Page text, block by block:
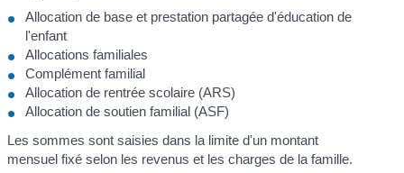
Allocation de base et prestation partagée d'éducation de
l'enfant
Allocations familiales
Complément familial
Allocation de rentrée scolaire (ARS)
Allocation de soutien familial (ASF)
Les sommes sont saisies dans la limite d'un montant
mensuel fixé selon les revenus et les charges de la famille.